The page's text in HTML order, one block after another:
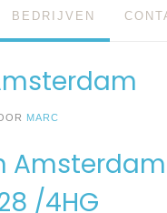
BEDRIJVEN
MARC
Amsterdam
/4HG